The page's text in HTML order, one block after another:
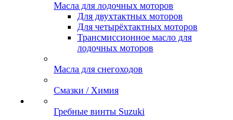
Масла для лодочных моторов
Для двухтактных моторов
Для четырёхтактных моторов
Трансмиссионное масло для
лодочных моторов
Масла для снегоходов
Смазки / Химия
Гребные винты Suzuki